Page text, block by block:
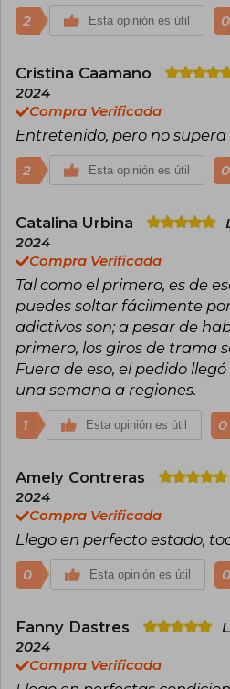
2 Esta opinión es útil 0
Cristina Caamaño
2024
Compra Verificada
Entretenido, pero no
2 Esta opinión es útil 0
Catalina Urbina
2024
Compra Verificada
Tal como el primero, es de
puedes soltar fácilmente
adictivos son; a pesar de
primero, los giros de trama
Fuera de eso, el pedido
una semana a regiones.
1 Esta opinión es útil 0
Amely Contreras
2024
Compra Verificada
Llego en perfecto estado,
0 Esta opinión es útil 0
Fanny Dastres
2024
Compra Verificada